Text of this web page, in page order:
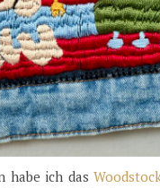
habe ich das